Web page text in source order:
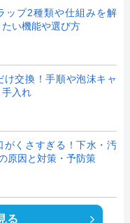
ップ2種類や仕組みを解
い機能や選び方
け交換！手順や泡沫キャ
手入れ
がくさすぎる！下水・汚
原因と対策・予防策
る